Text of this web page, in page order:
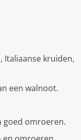
Italiaanse kruiden,
een walnoot.
goed omroeren.